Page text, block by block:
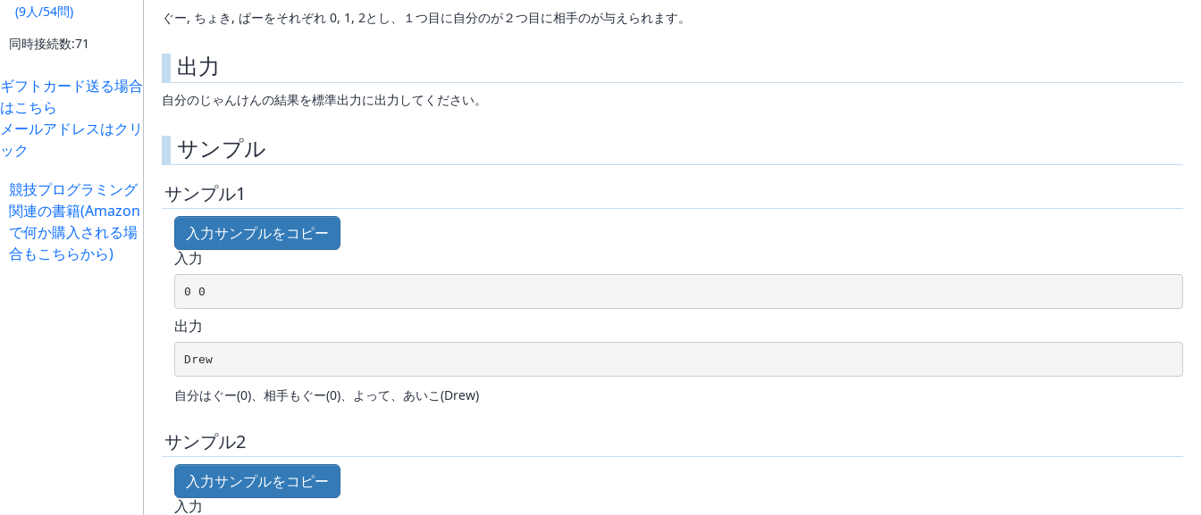
(9人/54問)
同時接続数:71
ギフトカード送る場合
はこちら
メールアドレスはクリ
ック
競技プログラミング
関連の書籍(Amazon
で何か購入される場
合もこちらから)
ぐー, ちょき, ぱーをそれぞれ 0, 1, 2とし、１つ目に自分のが２つ目に相手のが与えられます。
出力
自分のじゃんけんの結果を標準出力に出力してください。
サンプル
サンプル1
入力サンプルをコピー
入力
出力
Drew
自分はぐー(0)、相手もぐー(0)、よって、あいこ(Drew)
サンプル2
入力サンプルをコピー
入力